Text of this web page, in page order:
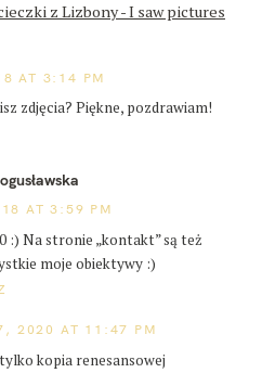
z Lizbony - I saw pictures
AT 3:14 PM
zdjęcia? Piękne, pozdrawiam!
AT 3:59 PM
:) Na stronie „kontakt” są też
moje obiektywy :)
2020 AT 11:47 PM
kopia renesansowej